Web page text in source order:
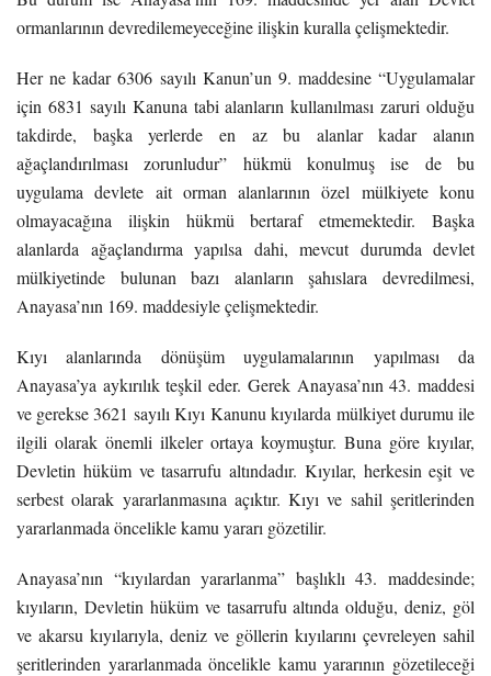
ormanlarının devredilemeyeceğine ilişkin kuralla çelişmektedir.
Her ne kadar 6306 sayılı Kanun’un 9. maddesine “Uygulamalar
için 6831 sayılı Kanuna tabi alanların kullanılması zaruri olduğu
takdirde, başka yerlerde en az bu alanlar kadar alanın
ağaçlandırılması zorunludur” hükmü konulmuş ise de bu
uygulama devlete ait orman alanlarının özel mülkiyete konu
olmayacağına ilişkin hükmü bertaraf etmemektedir. Başka
alanlarda ağaçlandırma yapılsa dahi, mevcut durumda devlet
mülkiyetinde bulunan bazı alanların şahıslara devredilmesi,
Anayasa’nın 169. maddesiyle çelişmektedir.
Kıyı alanlarında dönüşüm uygulamalarının yapılması da
Anayasa’ya aykırılık teşkil eder. Gerek Anayasa’nın 43. maddesi
ve gerekse 3621 sayılı Kıyı Kanunu kıyılarda mülkiyet durumu ile
ilgili olarak önemli ilkeler ortaya koymuştur. Buna göre kıyılar,
Devletin hüküm ve tasarrufu altındadır. Kıyılar, herkesin eşit ve
serbest olarak yararlanmasına açıktır. Kıyı ve sahil şeritlerinden
yararlanmada öncelikle kamu yararı gözetilir.
Anayasa’nın “kıyılardan yararlanma” başlıklı 43. maddesinde;
kıyıların, Devletin hüküm ve tasarrufu altında olduğu, deniz, göl
ve akarsu kıyılarıyla, deniz ve göllerin kıyılarını çevreleyen sahil
şeritlerinden yararlanmada öncelikle kamu yararının gözetileceği